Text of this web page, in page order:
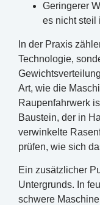
Geringerer
es nicht steil
In der Praxis
Technologie,
Art, wie die
Raupenfahrwerk
Baustein, der in
verwinkelte
prüfen, wie sich
Ein zusätzlicher
Untergrunds. In
schwere